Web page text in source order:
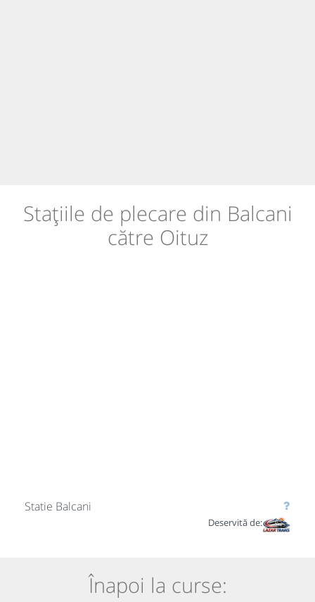
Stațiile de plecare din Balcani
către Oituz
Statie Balcani
Deservită de:
Înapoi la curse: